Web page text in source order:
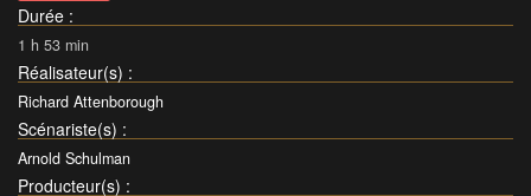
Durée :
1 h 53 min
Réalisateur(s) :
Richard Attenborough
Scénariste(s) :
Arnold Schulman
Producteur(s) :